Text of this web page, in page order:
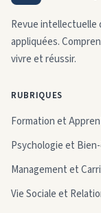
Revue intellectuelle
appliquées.
vivre et réussir.
RUBRIQUES
Formation et
Psychologie et
Management et
Vie Sociale et